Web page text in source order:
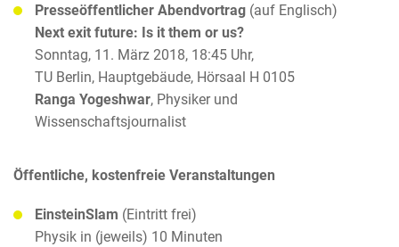
Presseöffentlicher Abendvortrag (auf Englisch)
Next exit future: Is it them or us?
Sonntag, 11. März 2018, 18:45 Uhr,
TU Berlin, Hauptgebäude, Hörsaal H 0105
Ranga Yogeshwar, Physiker und
Wissenschaftsjournalist
Öffentliche, kostenfreie Veranstaltungen
EinsteinSlam (Eintritt frei)
Physik in (jeweils) 10 Minuten